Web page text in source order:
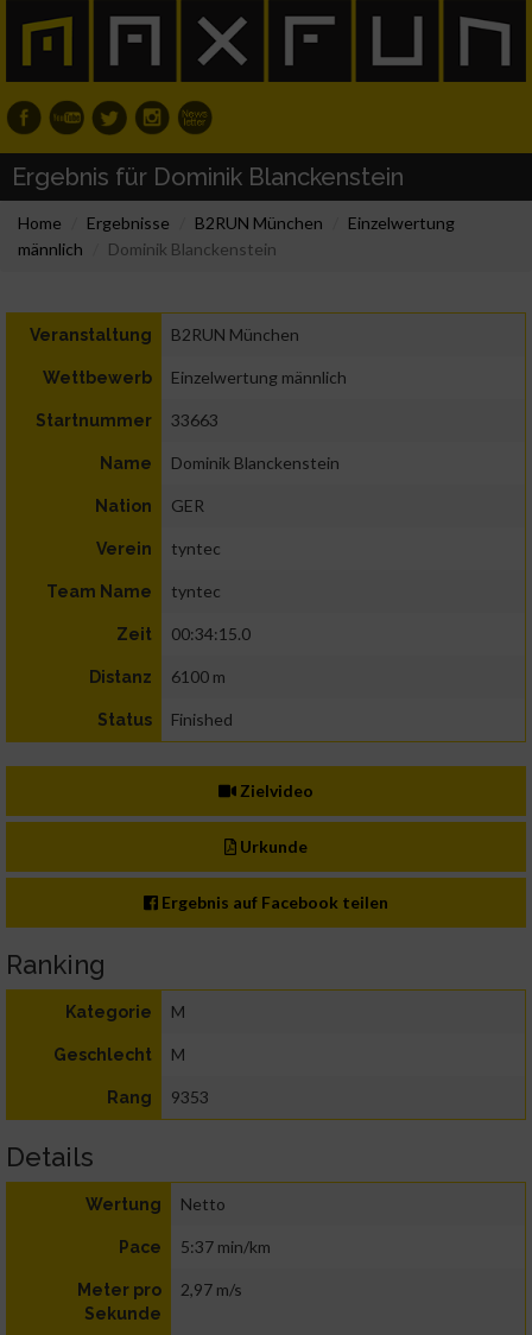
Ergebnis für Dominik Blanckenstein
Home Ergebnisse B2RUN München
Einzelwertung
männlich
Dominik Blanckenstein
Veranstaltung B2RUN München
Wettbewerb Einzelwertung männlich
Startnummer 33663
Name Dominik Blanckenstein
Nation GER
Verein tyntec
Team Name tyntec
Zeit 00:34:15.0
Distanz 6100 m
Status Finished
Zielvideo
Urkunde
Ergebnis auf Facebook teilen
Ranking
Kategorie M
Geschlecht M
Rang 9353
Details
Wertung Netto
Pace 5:37 min/km
Meter pro
Sekunde
2,97 m/s